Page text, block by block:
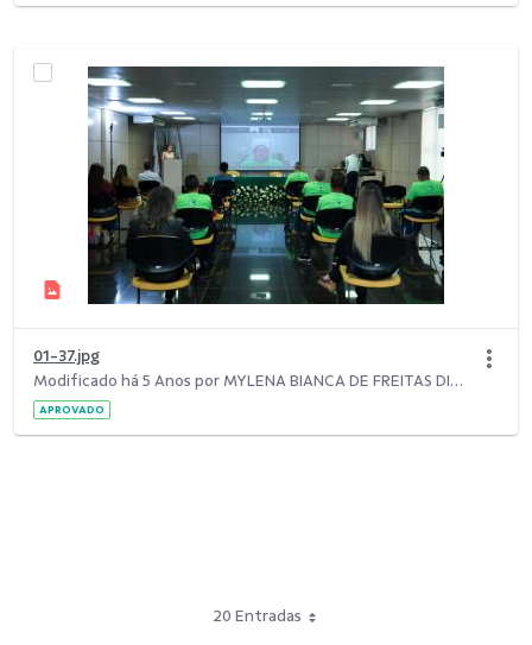
01-37.jpg
Modificado há 5 Anos por MYLENA BIANCA DE FREITAS DIAS.
APROVADO
20 Entradas